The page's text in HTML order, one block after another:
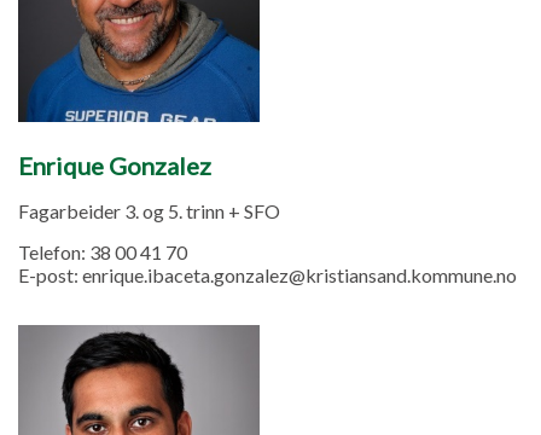
Enrique Gonzalez
Fagarbeider 3. og 5. trinn + SFO
Telefon: 38 00 41 70
E-post: enrique.ibaceta.gonzalez@kristiansand.kommune.no